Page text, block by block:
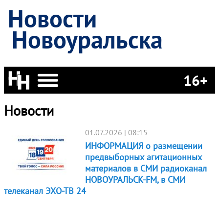
Новости
Новоуральска
16+
Новости
01.07.2026 | 08:15
ИНФОРМАЦИЯ о размещении
предвыборных агитационных
материалов в СМИ радиоканал
НОВОУРАЛЬСК-FM, в СМИ
телеканал ЭХО-ТВ 24